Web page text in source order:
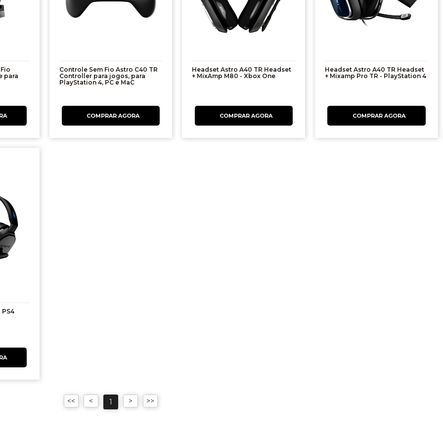
para
Controle Sem Fio Astro C40 TR
Controller para jogos, para
PlayStation 4, PC e MaC
Headset Astro A40 TR Headset
+ MixAmp M80 - Xbox One
Headset Astro A40 TR Headset
+ Mixamp Pro TR - PlayStation 4
1